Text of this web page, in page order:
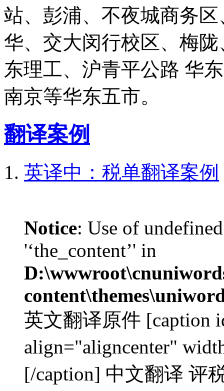
站、彭浦、不夜城商务
华、交大闵行校区、梅
东理工、沪青平公路 华
南京等华东五市。
翻译案例
英译中：税单翻译案例
Notice: Use of
'‘the_content’' in
英文翻译原件 [caption
align="aligncenter"
[/caption] 中文翻译 评